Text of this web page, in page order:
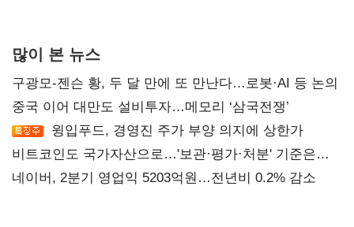
많이 본 뉴스
구광모-젠슨 황, 두 달 만에 또 만난다…로봇·AI 등 논의
중국 이어 대만도 설비투자…메모리 ‘삼국전쟁’
윙입푸드, 경영진 주가 부양 의지에 상한가
비트코인도 국가자산으로…'보관·평가·처분' 기준은
숙제
네이버, 2분기 영업익 5203억원…전년비 0.2% 감소